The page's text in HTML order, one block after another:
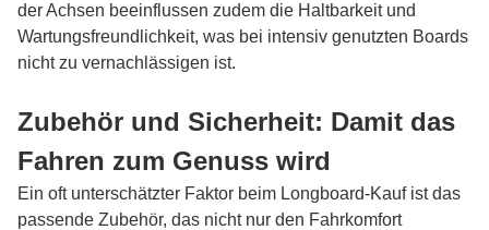
der Achsen beeinflussen zudem die Haltbarkeit und
Wartungsfreundlichkeit, was bei intensiv genutzten Boards
nicht zu vernachlässigen ist.
Zubehör und Sicherheit: Damit das
Fahren zum Genuss wird
Ein oft unterschätzter Faktor beim Longboard-Kauf ist das
passende Zubehör, das nicht nur den Fahrkomfort